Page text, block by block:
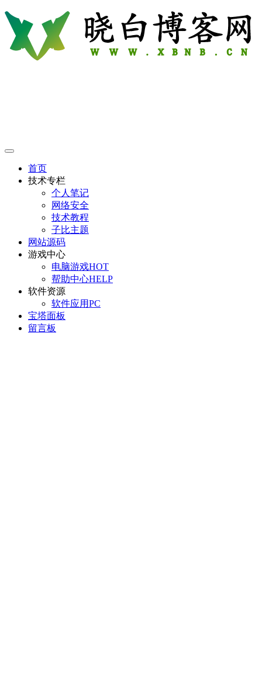
首页
技术专栏
个人笔记
网络安全
技术教程
子比主题
网站源码
游戏中心
电脑游戏HOT
帮助中心HELP
软件资源
软件应用PC
宝塔面板
留言板